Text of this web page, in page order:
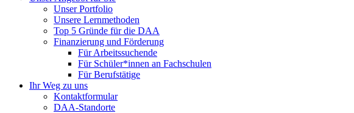
Unser Portfolio
Unsere Lernmethoden
Top 5 Gründe für die DAA
Finanzierung und Förderung
Für Arbeitssuchende
Für Schüler*innen an Fachschulen
Für Berufstätige
Ihr Weg zu uns
Kontaktformular
DAA-Standorte